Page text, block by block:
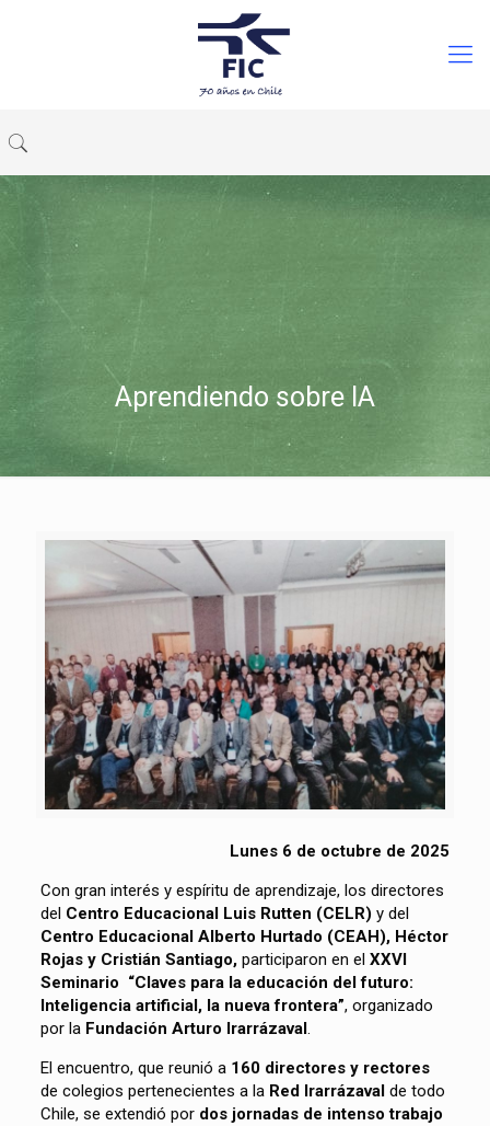
Aprendiendo sobre IA
Lunes 6 de octubre de 2025
Con gran interés y espíritu de aprendizaje, los directores
del Centro Educacional Luis Rutten (CELR) y del
Centro Educacional Alberto Hurtado (CEAH), Héctor
Rojas y Cristián Santiago,participaron en el XXVI
Seminario “Claves para la educación del futuro:
Inteligencia artificial, la nueva frontera”, organizado
por la Fundación Arturo Irarrázaval.
El encuentro, que reunió a 160 directores y rectores
de colegios pertenecientes a la Red Irarrázavalde todo
Chile, se extendió por dos jornadas de intenso trabajo